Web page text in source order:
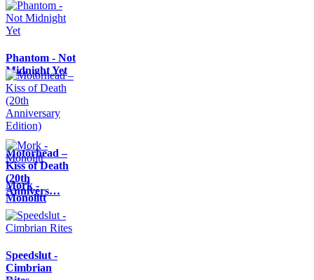
Phantom - Not
Midnight Yet
Motörhead –
Kiss of Death
(20th
Annivers…
Mork -
Monolitt
Speedslut -
Cimbrian